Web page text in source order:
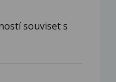
souviset s